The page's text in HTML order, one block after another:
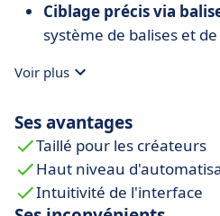
Ciblage précis via
système de balises et
et donc leurs taux
la vente de produits
et pourboires sans avoir
tierces.
Outils de capture
Voir plus
Ses avantages
Taillé pour les créateurs
Haut niveau
Intuitivité de l'interface